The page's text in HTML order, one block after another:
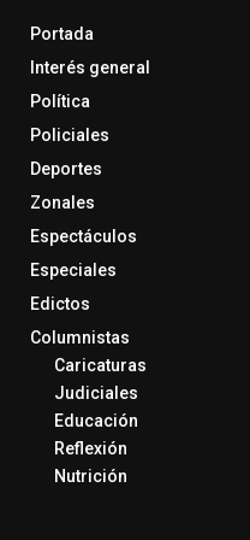
Portada
Interés general
Política
Policiales
Deportes
Zonales
Espectáculos
Especiales
Edictos
Columnistas
Caricaturas
Judiciales
Educación
Reflexión
Nutrición